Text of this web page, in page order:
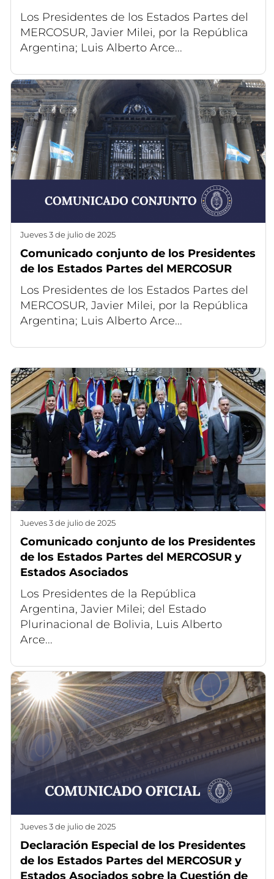
Los Presidentes de los Estados Partes del
MERCOSUR, Javier Milei, por la República
Argentina; Luis Alberto Arce...
jueves 3 de julio de 2025
Comunicado conjunto de los Presidentes
de los Estados Partes del MERCOSUR
Los Presidentes de los Estados Partes del
MERCOSUR, Javier Milei, por la República
Argentina; Luis Alberto Arce...
jueves 3 de julio de 2025
Comunicado conjunto de los Presidentes
de los Estados Partes del MERCOSUR y
Estados Asociados
Los Presidentes de la República
Argentina, Javier Milei; del Estado
Plurinacional de Bolivia, Luis Alberto
Arce...
jueves 3 de julio de 2025
Declaración Especial de los Presidentes
de los Estados Partes del MERCOSUR y
Estados Asociados sobre la Cuestión de